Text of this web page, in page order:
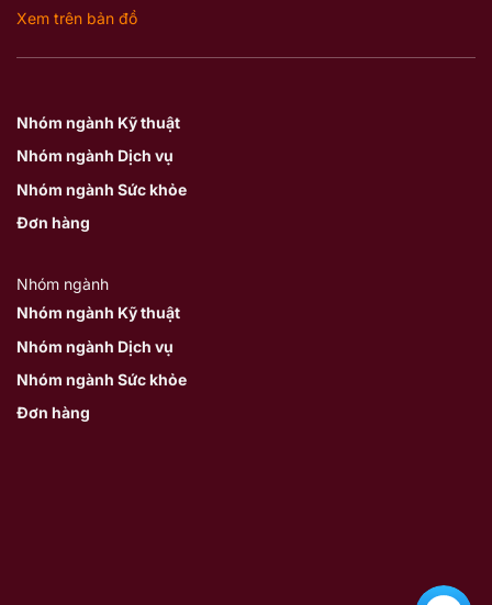
Nhóm ngành Kỹ thuật
Nhóm ngành Dịch vụ
Nhóm ngành Sức khỏe
Đơn hàng
Nhóm ngành
Nhóm ngành Kỹ thuật
Nhóm ngành Dịch vụ
Nhóm ngành Sức khỏe
Đơn hàng
Xem trên bản đồ